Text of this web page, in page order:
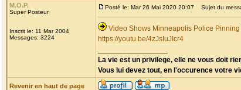
M.O.P.
Super Posteur
Inscrit le: 11 Mar 2004
Messages: 3224
Posté le: Mar 26 Mai 2020 20:07 Sujet du
Video Shows Minneapolis Police
https://youtu.be/4zJsIuJIcr4
La vie est un privilege, elle ne vous doit
Vous lui devez tout, en l'occurence votre
Revenir en haut de page